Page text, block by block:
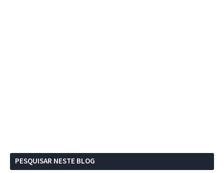
PESQUISAR NESTE BLOG